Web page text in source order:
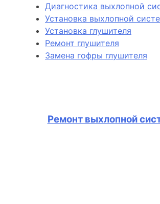
Диагностика выхлопной
Установка выхлопной
Установка глушителя
Ремонт глушителя
Замена гофры глушителя
Ремонт выхлопной